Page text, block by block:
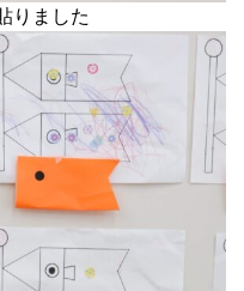
りました